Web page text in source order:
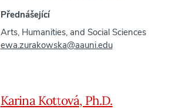
Přednášející
Arts, Humanities, and Social Sciences
ewa.zurakowska@aauni.edu
Karina Kottová, Ph.D.